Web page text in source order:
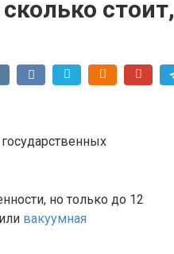
стоит,
но только до 12
вакуумная